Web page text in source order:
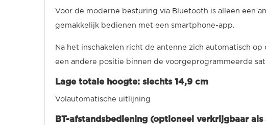
Voor de moderne besturing via Bluetooth is alleen een
gemakkelijk bedienen met een smartphone-app.
Na het inschakelen richt de antenne zich automatisch
een andere positie binnen de voorgeprogrammeerde
Lage totale hoogte: slechts 14,9 cm
Volautomatische uitlijning
BT-afstandsbediening (optioneel verkrijgbaar als